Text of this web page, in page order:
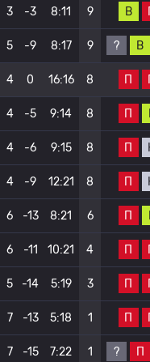
3 -3 8:11 9 В
5 -9 8:17 9 ? В
4 0 16:16 8 П
4 -5 9:14 8 П
4 -6 9:15 8 П
4 -9 12:21 8 П
6 -13 8:21 6 П
6 -11 10:21 4 П
5 -14 5:19 3 П
7 -13 5:18 1 П
7 -15 7:22 1 ? П